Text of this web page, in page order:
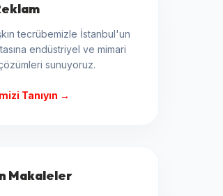
tecrübemizle İstanbul'un
endüstriyel ve mimari
sunuyoruz.
Tanıyın →
Makaleler